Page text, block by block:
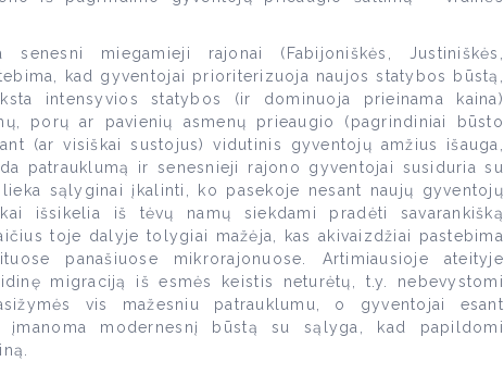
senesni miegamieji rajonai (Fabijoniškės, Justiniškės,
kad gyventojai prioriterizuoja naujos statybos būstą,
intensyvios statybos (ir dominuoja prieinama kaina)
porų ar pavienių asmenų prieaugio (pagrindiniai būsto
(ar visiškai sustojus) vidutinis gyventojų amžius išauga,
patrauklumą ir senesnieji rajono gyventojai susiduria su
sąlyginai įkalinti, ko pasekoje nesant naujų gyventojų
išsikelia iš tėvų namų siekdami pradėti savarankišką
toje dalyje tolygiai mažėja, kas akivaizdžiai pastebima
panašiuose mikrorajonuose. Artimiausioje ateityje
migraciją iš esmės keistis neturėtų, t.y. nebevystomi
vis mažesniu patrauklumu, o gyventojai esant
modernesnį būstą su sąlyga, kad papildomi